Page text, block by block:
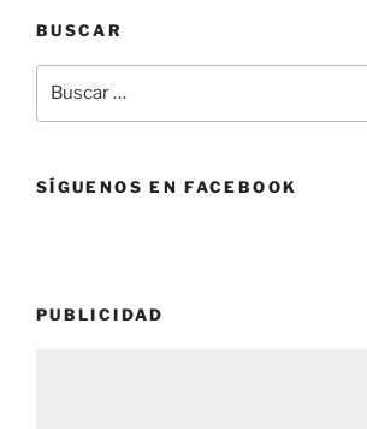
BUSCAR
por:
SÍGUENOS EN FACEBOOK
PUBLICIDAD